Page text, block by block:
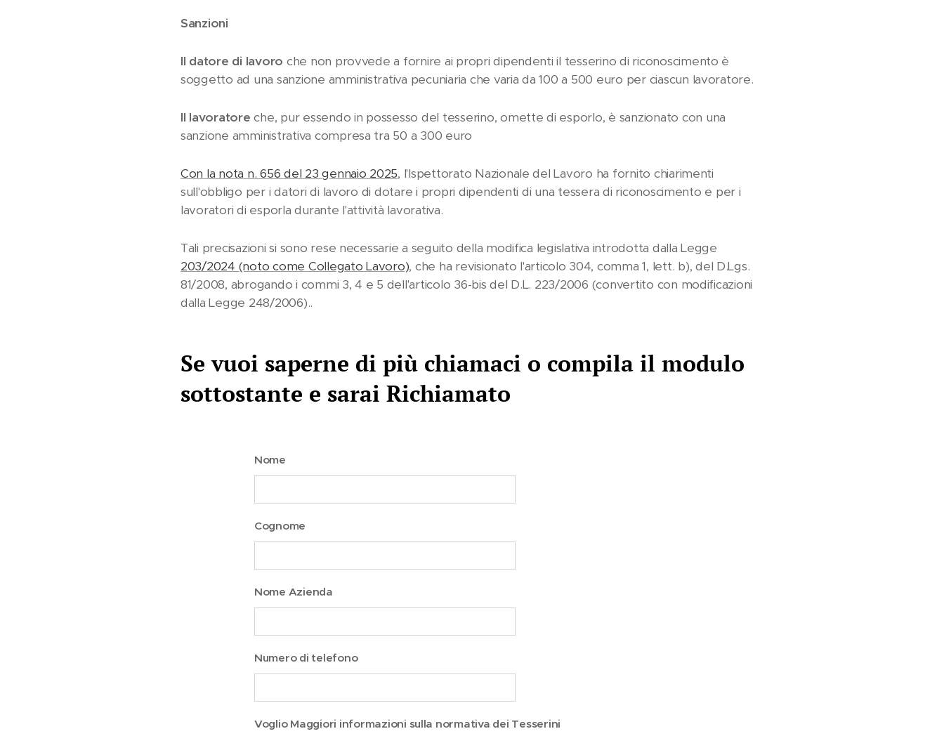
Sanzioni
Il datore di lavoro che non provvede a fornire ai propri dipendenti il tesserino di riconoscimento è
soggetto ad una sanzione amministrativa pecuniaria che varia da 100 a 500 euro per ciascun lavoratore.
Il lavoratore che, pur essendo in possesso del tesserino, omette di esporlo, è sanzionato con una
sanzione amministrativa compresa tra 50 a 300 euro
Con la nota n. 656 del 23 gennaio 2025, l'Ispettorato Nazionale del Lavoro ha fornito chiarimenti
sull'obbligo per i datori di lavoro di dotare i propri dipendenti di una tessera di riconoscimento e per i
lavoratori di esporla durante l'attività lavorativa.
Tali precisazioni si sono rese necessarie a seguito della modifica legislativa introdotta dalla Legge
203/2024 (noto come Collegato Lavoro), che ha revisionato l'articolo 304, comma 1, lett. b), del D.Lgs.
81/2008, abrogando i commi 3, 4 e 5 dell'articolo 36-bis del D.L. 223/2006 (convertito con modificazioni
dalla Legge 248/2006)..
Se vuoi saperne di più chiamaci o compila il modulo
sottostante e sarai Richiamato
Nome
Cognome
Nome Azienda
Numero di telefono
Voglio Maggiori informazioni sulla normativa dei Tesserini